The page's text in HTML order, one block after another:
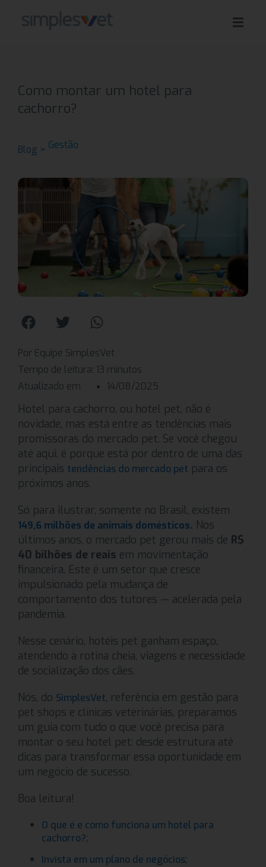
Como montar um hotel para
cachorro?
Blog > Gestão
Por Equipe SimplesVet
Tempo de leitura: 13 minutos
Atualizado em
14/08/2025
Hotel para cachorro, ou hotel pet, não é
novidade, mas está entre as tendências mais
promissoras do mercado pet. Se você chegou
até aqui, é porque está por dentro de uma das
principais tendências do mercado pet para os
próximos anos.
Só para ilustrar, somente no Brasil, existem
149,6 milhões de animais domésticos. Nos
últimos anos, o mercado pet gerou mais de R$
40 bilhões de reais em movimentação
financeira. Este é um setor que cresce
impulsionado pela mudança de
comportamento dos tutores — acelerada pela
pandemia.
Nesse cenário, hotéis pet ganham espaço,
atendendo à rotina cheia, viagens e necessidade
de socialização dos cães.
Nós, do SimplesVet, referência em gestão para
pet shops e clínicas veterinárias, preparamos
um guia com tudo o que você precisa para
montar o seu hotel pet: desde estrutura até
dicas para transformar essa oportunidade em
um negócio de sucesso.
Boa leitura!
O que é e como funciona um hotel para
cachorro?;
Invista em um plano de negócios;